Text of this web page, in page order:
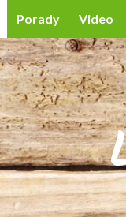
Porady Video